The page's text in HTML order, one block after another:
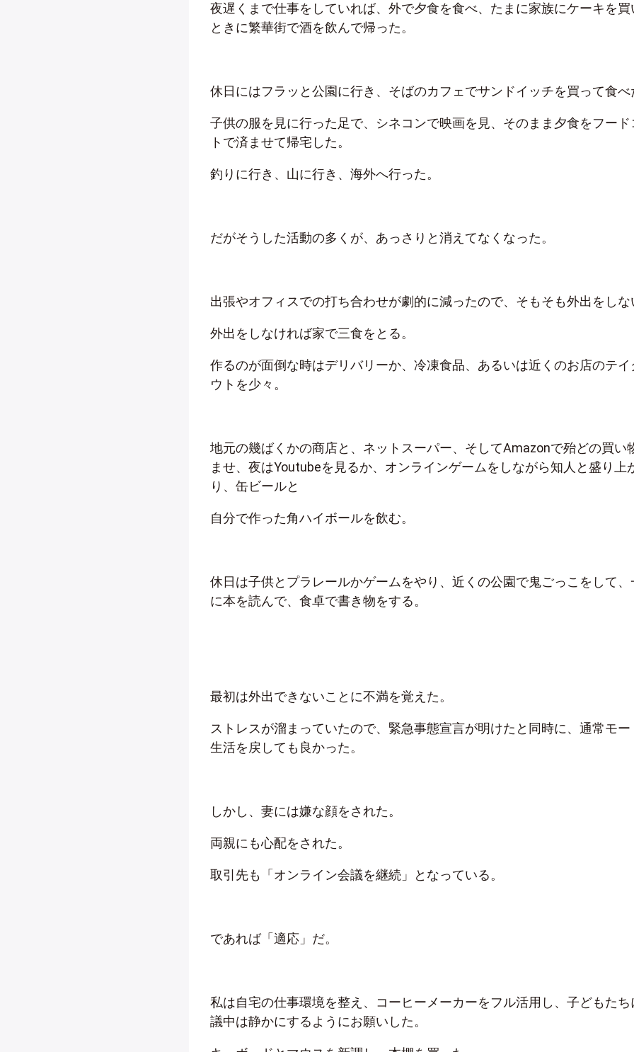
夜遅くまで仕事をしていれば、外で夕食を食べ、たまに家族にケーキを買
ときに繁華街で酒を飲んで帰った。
休日にはフラッと公園に行き、そばのカフェでサンドイッチを買って食べ
子供の服を見に行った足で、シネコンで映画を見、そのまま夕食をフード
トで済ませて帰宅した。
釣りに行き、山に行き、海外へ行った。
だがそうした活動の多くが、あっさりと消えてなくなった。
出張やオフィスでの打ち合わせが劇的に減ったので、そもそも外出をしな
外出をしなければ家で三食をとる。
作るのが面倒な時はデリバリーか、冷凍食品、あるいは近くのお店のテイ
ウトを少々。
地元の幾ばくかの商店と、ネットスーパー、そしてAmazonで殆どの買い
ませ、夜はYoutubeを見るか、オンラインゲームをしながら知人と盛り上
り、缶ビールと
自分で作った角ハイボールを飲む。
休日は子供とプラレールかゲームをやり、近くの公園で鬼ごっこをして、
に本を読んで、食卓で書き物をする。
最初は外出できないことに不満を覚えた。
ストレスが溜まっていたので、緊急事態宣言が明けたと同時に、通常モー
生活を戻しても良かった。
しかし、妻には嫌な顔をされた。
両親にも心配をされた。
取引先も「オンライン会議を継続」となっている。
であれば「適応」だ。
私は自宅の仕事環境を整え、コーヒーメーカーをフル活用し、子どもたち
議中は静かにするようにお願いした。